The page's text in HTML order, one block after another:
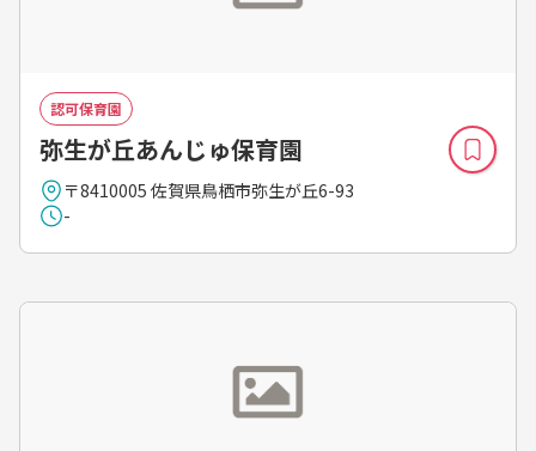
認可保育園
弥生が丘あんじゅ保育園
〒8410005 佐賀県鳥栖市弥生が丘6-93
-